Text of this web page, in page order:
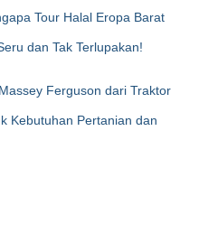
Tour Halal Eropa Barat
dan Tak Terlupakan!
Ferguson dari Traktor
Kebutuhan Pertanian dan